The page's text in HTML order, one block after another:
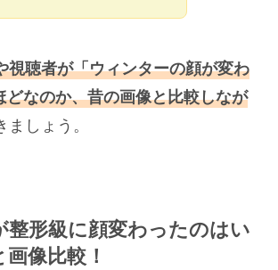
視聴者が「ウィンターの顔が変わ
どなのか、昔の画像と比較しなが
ましょう。
整形級に顔変わったのはい
像比較！